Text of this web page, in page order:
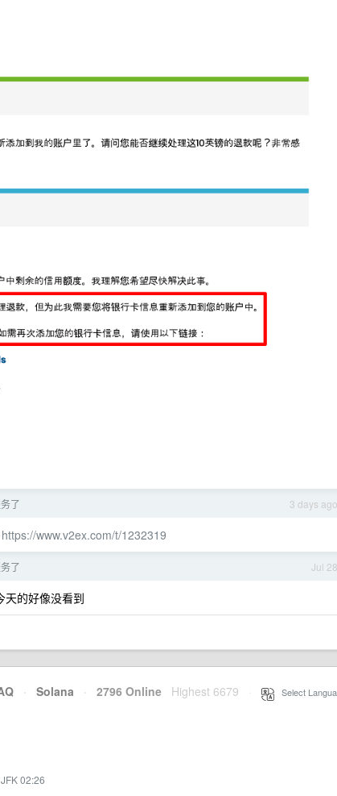
3 days ago
了
https://www.v2ex.com/t/1232319
Jul 28
了
天的好像没看到
· Solana · 2796 Online Highest 6679 Select
JFK 02:26